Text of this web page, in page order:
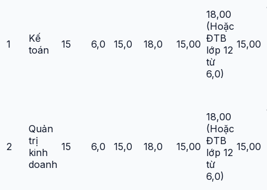
1
Kế
toán
15 6,0 15,0 18,0 15,00
18,00
(Hoặc
ĐTB
lớp 12
từ
6,0)
15,00
2
Quản
trị
kinh
doanh
15 6,0 15,0 18,0 15,00
18,00
(Hoặc
ĐTB
lớp 12
từ
6,0)
15,00